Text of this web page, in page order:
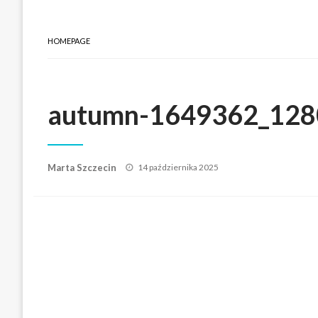
HOMEPAGE
autumn-
Marta Szczecin
Posted
14 października 2025